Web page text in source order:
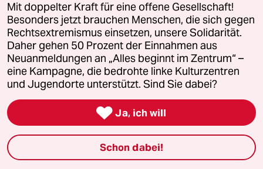
Unterstützen
abo
genossenschaft
taz zahl ich
panterstiftung
Mit doppelter Kraft für eine offene Gesellschaft!
Besonders jetzt brauchen Menschen, die sich gegen
Rechtsextremismus einsetzen, unsere Solidarität.
Daher gehen 50 Prozent der Einnahmen aus
Neuanmeldungen an „Alles beginnt im Zentrum“ –
eine Kampagne, die bedrohte linke Kulturzentren
und Jugendorte unterstützt. Sind Sie dabei?
 Ja, ich will
Schon dabei!